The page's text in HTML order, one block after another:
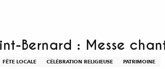
Bernard : Messe
FÊTE LOCALE CÉLÉBRATION RELIGIEUSE PATRIMOINE